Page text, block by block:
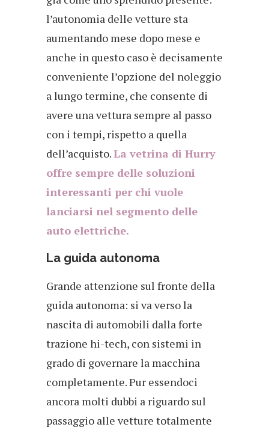
l’autonomia delle vetture sta
aumentando mese dopo mese e
anche in questo caso è decisamente
conveniente l’opzione del noleggio
a lungo termine, che consente di
avere una vettura sempre al passo
con i tempi, rispetto a quella
dell’acquisto.La vetrina di Hurry
offre sempre delle soluzioni
interessanti per chi vuole
lanciarsi nel segmento delle
auto elettriche.
La guida autonoma
Grande attenzione sul fronte della
guida autonoma: si va verso la
nascita di automobili dalla forte
trazione hi-tech, con sistemi in
grado di governare la macchina
completamente. Pur essendoci
ancora molti dubbi a riguardo sul
passaggio alle vetture totalmente